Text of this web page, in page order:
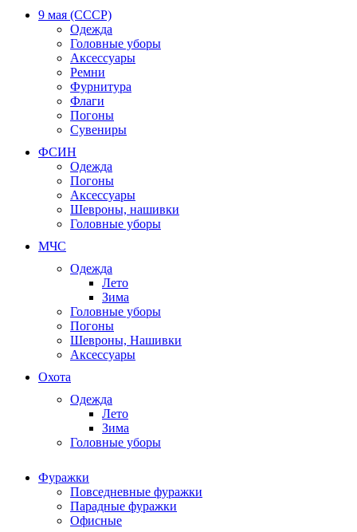
9 мая (СССР)
Одежда
Головные уборы
Аксессуары
Ремни
Фурнитура
Флаги
Погоны
Сувениры
ФСИН
Одежда
Погоны
Аксессуары
Шевроны, нашивки
Головные уборы
МЧС
Одежда
Лето
Зима
Головные уборы
Погоны
Шевроны, Нашивки
Аксессуары
Охота
Одежда
Лето
Зима
Головные уборы
Фуражки
Повседневные фуражки
Парадные фуражки
Офисные